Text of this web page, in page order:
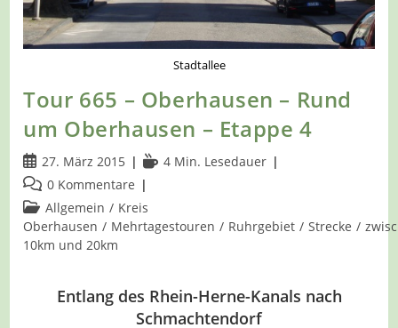
Stadtallee
Tour 665 – Oberhausen – Rund
um Oberhausen – Etappe 4
Beitrag
veröffentlicht:
27. März 2015 Lesedauer:
4 Min. Lesedauer
Beitrags-
Kommentare:
0 Kommentare
Beitrags-
Kategorie:
Allgemein / Kreis
Oberhausen / Mehrtagestouren / Ruhrgebiet / Strecke /
10km und 20km
Entlang des Rhein-Herne-Kanals nach
Schmachtendorf